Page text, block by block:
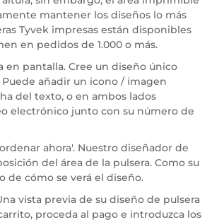
mantener los diseños lo más
Tyvek impresas están disponibles
en pedidos de 1.000 o más.
en pantalla. Cree un diseño único
añadir un icono / imagen
del texto, o en ambos lados
electrónico junto con su número de
ahora'. Nuestro diseñador de
del área de la pulsera. Como su
de cómo se verá el diseño.
vista previa de su diseño de pulsera
proceda al pago e introduzca los